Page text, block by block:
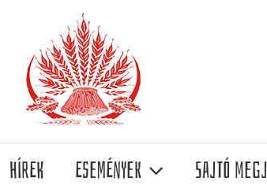
Hírek Események Sajtó